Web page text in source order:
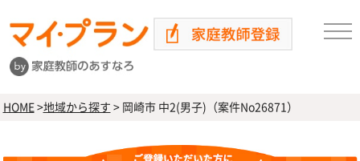
HOME>地域から探す >岡崎市 中2(男子)（案件No26871）